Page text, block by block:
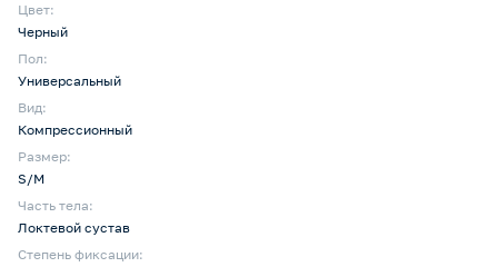
Цвет:
Черный
Пол:
Универсальный
Вид:
Компрессионный
Размер:
S/M
Часть тела:
Локтевой сустав
Степень фиксации: